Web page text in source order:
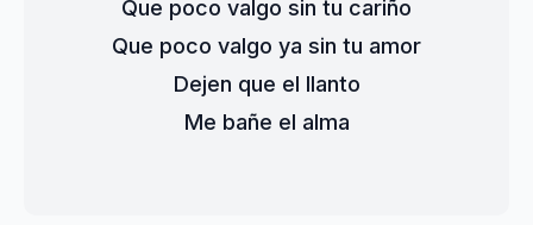
Que poco valgo sin tu cariño
Que poco valgo ya sin tu amor
Dejen que el llanto
Me bañe el alma